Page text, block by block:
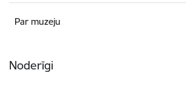
Par muzeju
Noderīgi